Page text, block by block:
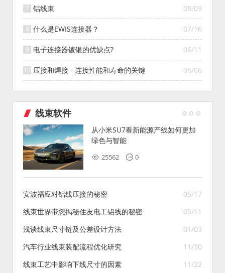
08/09
铝线束
07/16
什么是EWIS连接器？
06/11
电子连接器镀银的优缺点?
06/06
压接和焊接 - 连接性能和寿命的关键
线束软件
从小米SU7看新能源产线如何更加
绿色与智能
25562 0
05/17
安波福应对铝线压接的秘密
05/11
线束世界带您揭秘住友电工铝线的秘密
01/03
浅谈线束尺寸链及公差设计方法
11/30
汽车行业线束装配流程优化研究
11/22
线束工艺中影响下线尺寸的因素